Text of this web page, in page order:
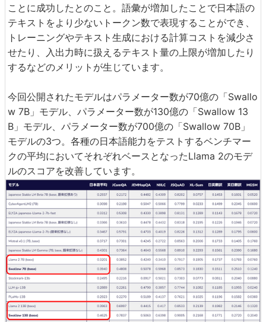
ことに成功したとのこと。語彙が増加したことで日本語の
テキストをより少ないトークン数で表現することができ、
トレーニングやテキスト生成における計算コストを減少さ
せたり、入出力時に扱えるテキスト量の上限が増加したり
するなどのメリットが生じています。
今回公開されたモデルはパラメーター数が70億の「Swallo
w 7B」モデル、パラメーター数が130億の「Swallow 13
B」モデル、パラメーター数が700億の「Swallow 70B」
モデルの3つ。各種の日本語能力をテストするベンチマー
クの平均においてそれぞれベースとなったLlama 2のモデ
ルのスコアを改善しています。